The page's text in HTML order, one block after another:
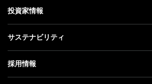
更新情報
記者説明会
事業紹介
ガバナンス
理念・ビジョン・戦略 トップ
成長戦略「Activate AI for Society」
人材戦略
投資家情報
投資家情報 トップ
経営方針
サステナビリティ
サステナビリティ トップ
トップメッセージ
採用情報